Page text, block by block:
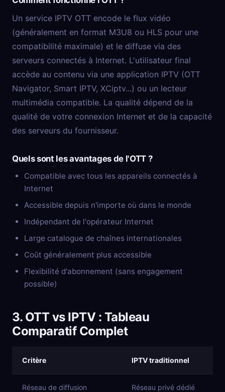
Un service IPTV OTT encode le flux vidéo
(généralement en format M3U8 ou HLS pour une
compatibilité maximale) et le diffuse via des
serveurs connectés à Internet. L'utilisateur final
accède au contenu via une application IPTV (OTT
Navigator, Smart IPTV, XCiptv...) ou un lecteur
multimédia compatible. La qualité dépend de la
qualité de votre connexion Internet et de la capacité
des serveurs du fournisseur.
Quels sont les avantages de l'OTT ?
Compatible avec tous les appareils connectés à
Internet
Accessible depuis n'importe où dans le monde
Indépendant de l'opérateur Internet
Large catalogue de chaînes internationales
Coût généralement plus accessible
Flexibilité d'abonnement (sans engagement
possible)
3. OTT vs IPTV : Tableau
Comparatif Complet
Critère IPTV traditionnel
Réseau de diffusion Réseau privé dédié